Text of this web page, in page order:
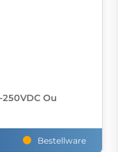
Ou
Bestellware